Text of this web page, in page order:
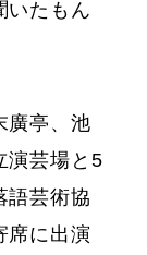
いたもん
廣亭、池
演芸場と5
語芸術協
席に出演